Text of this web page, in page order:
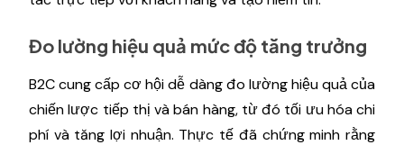
Đo lường hiệu quả mức độ tăng trưởng
B2C cung cấp cơ hội dễ dàng đo lường hiệu quả của
chiến lược tiếp thị và bán hàng, từ đó tối ưu hóa chi
phí và tăng lợi nhuận. Thực tế đã chứng minh rằng